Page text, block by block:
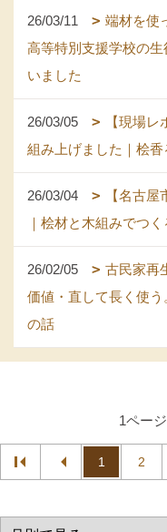
26/03/11
端材を使
高等特別支援学校の
いました
26/03/05
【現場
組み上げました｜桧
26/03/04
【名古
｜桧材と木組みでつ
26/02/05
古民家再
価値・直して長く使
の話
1ペー
1 2